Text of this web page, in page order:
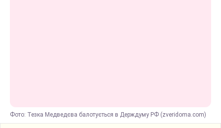
Фото: Тезка Медведєва балотується в Держдуму РФ (zveridoma.com)